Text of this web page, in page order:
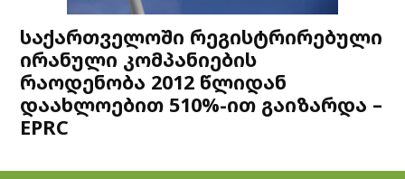
საქართველოში რეგისტრირებული
ირანული კომპანიების
რაოდენობა 2012 წლიდან
დაახლოებით 510%-ით გაიზარდა –
EPRC